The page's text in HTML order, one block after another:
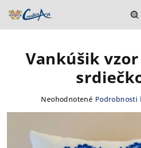
Vankúšik
Neohodnotené Podrobnosti